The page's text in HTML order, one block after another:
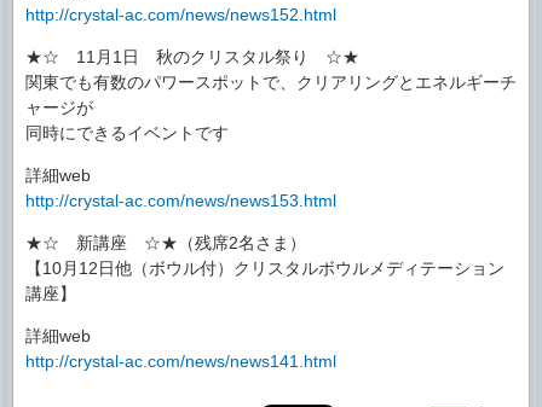
http://crystal-ac.com/news/news152.html
★☆ 11月1日 秋のクリスタル祭り ☆★
関東でも有数のパワースポットで、クリアリングとエネルギーチ
ャージが
同時にできるイベントです
詳細web
http://crystal-ac.com/news/news153.html
★☆ 新講座 ☆★（残席2名さま）
【10月12日他（ボウル付）クリスタルボウルメディテーション
講座】
詳細web
http://crystal-ac.com/news/news141.html